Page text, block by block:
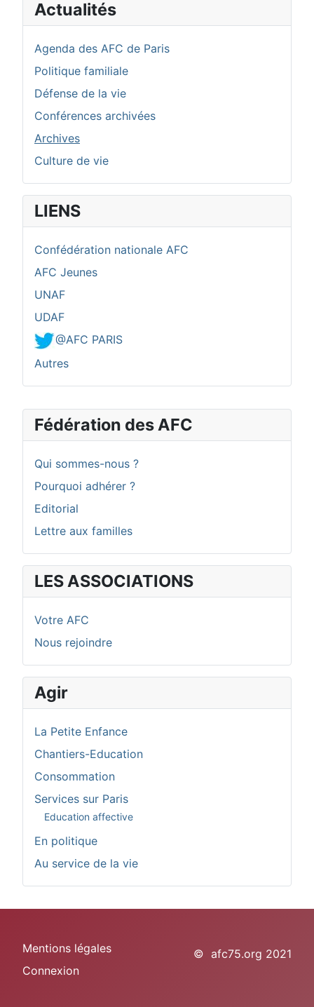
Fédération des AFC
Qui sommes-nous ?
Pourquoi adhérer ?
Editorial
Lettre aux familles
LES ASSOCIATIONS
Votre AFC
Nous rejoindre
Agir
La Petite Enfance
Chantiers-Education
Consommation
Services sur Paris
Education affective
En politique
Au service de la vie
Actualités
Agenda des AFC de Paris
Politique familiale
Défense de la vie
Conférences archivées
Archives
Culture de vie
LIENS
Confédération nationale AFC
AFC Jeunes
UNAF
UDAF
@AFC PARIS
Autres
Mentions légales
Connexion
© afc75.org 2021